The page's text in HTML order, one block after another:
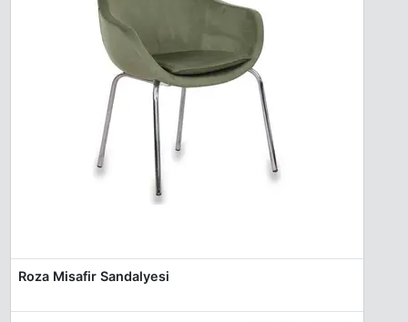
Roza Misafir Sandalyesi